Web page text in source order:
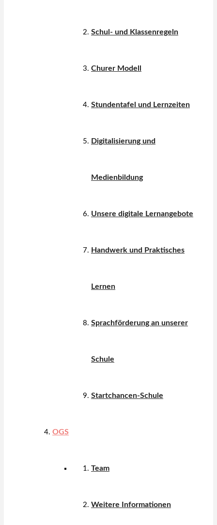
Schul- und Klassenregeln
Churer Modell
Stundentafel und Lernzeiten
Digitalisierung und
Medienbildung
Unsere digitale Lernangebote
Handwerk und Praktisches
Lernen
Sprachförderung an unserer
Schule
Startchancen-Schule
OGS
Team
Weitere Informationen